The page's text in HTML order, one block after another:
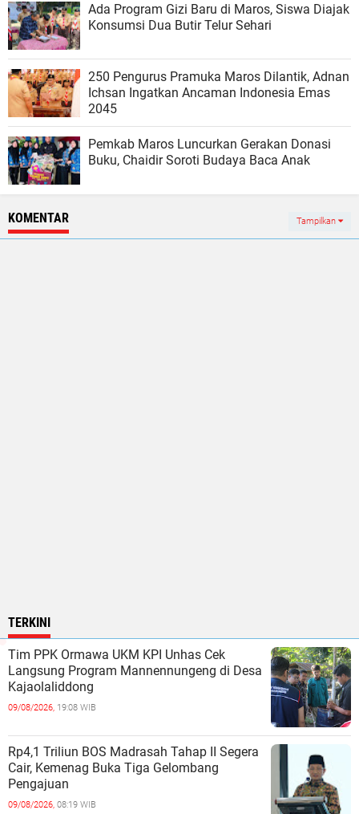
Ada Program Gizi Baru di Maros, Siswa Diajak
Konsumsi Dua Butir Telur Sehari
250 Pengurus Pramuka Maros Dilantik, Adnan
Ichsan Ingatkan Ancaman Indonesia Emas
2045
Pemkab Maros Luncurkan Gerakan Donasi
Buku, Chaidir Soroti Budaya Baca Anak
KOMENTAR Tampilkan
TERKINI
Tim PPK Ormawa UKM KPI Unhas Cek
Langsung Program Mannennungeng di Desa
Kajaolaliddong
09/08/2026, 19:08 WIB
Rp4,1 Triliun BOS Madrasah Tahap II Segera
Cair, Kemenag Buka Tiga Gelombang
Pengajuan
09/08/2026, 08:19 WIB